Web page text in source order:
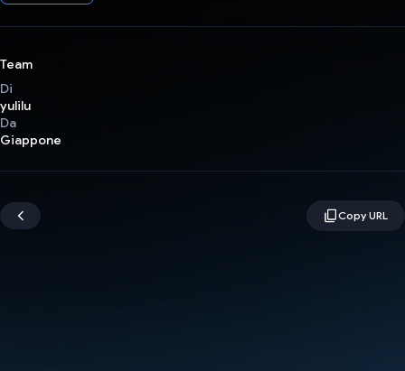
Team
Di
yulilu
Da
Giappone